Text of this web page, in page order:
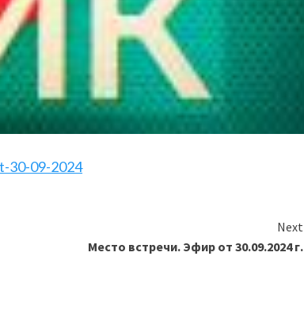
30-09-2024
Next
Место встречи. Эфир от 30.09.2024 г.